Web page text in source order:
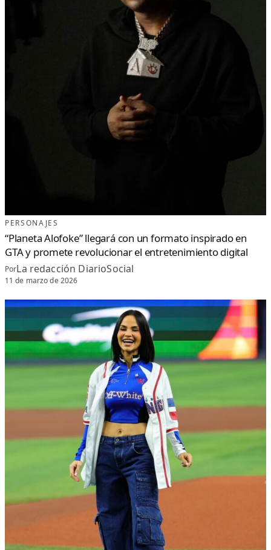
PERSONAJES
“Planeta Alofoke” llegará con un formato inspirado en
GTA y promete revolucionar el entretenimiento digital
PorLa redacción DiarioSocial
11 de marzo de 2026